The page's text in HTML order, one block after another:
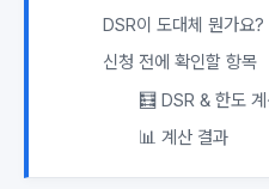
DSR이 도대체 뭔가요?
신청 전에 확인할 항목
🧮 DSR & 한도 계
📊 계산 결과